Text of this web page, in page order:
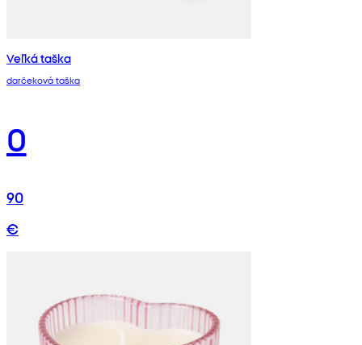
Veľká taška
darčeková taška
0
90
€